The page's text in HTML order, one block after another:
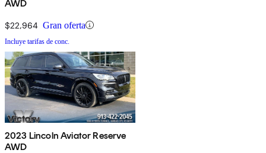
AWD
$22,964 Gran oferta
Incluye tarifas de conc.
2023 Lincoln Aviator Reserve
AWD